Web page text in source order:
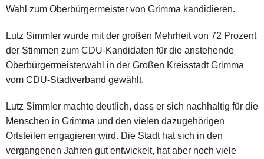
Wahl zum Oberbürgermeister von Grimma kandidieren.
Lutz Simmler wurde mit der großen Mehrheit von 72 Prozent
der Stimmen zum CDU-Kandidaten für die anstehende
Oberbürgermeisterwahl in der Großen Kreisstadt Grimma
vom CDU-Stadtverband gewählt.
Lutz Simmler machte deutlich, dass er sich nachhaltig für die
Menschen in Grimma und den vielen dazugehörigen
Ortsteilen engagieren wird. Die Stadt hat sich in den
vergangenen Jahren gut entwickelt, hat aber noch viele